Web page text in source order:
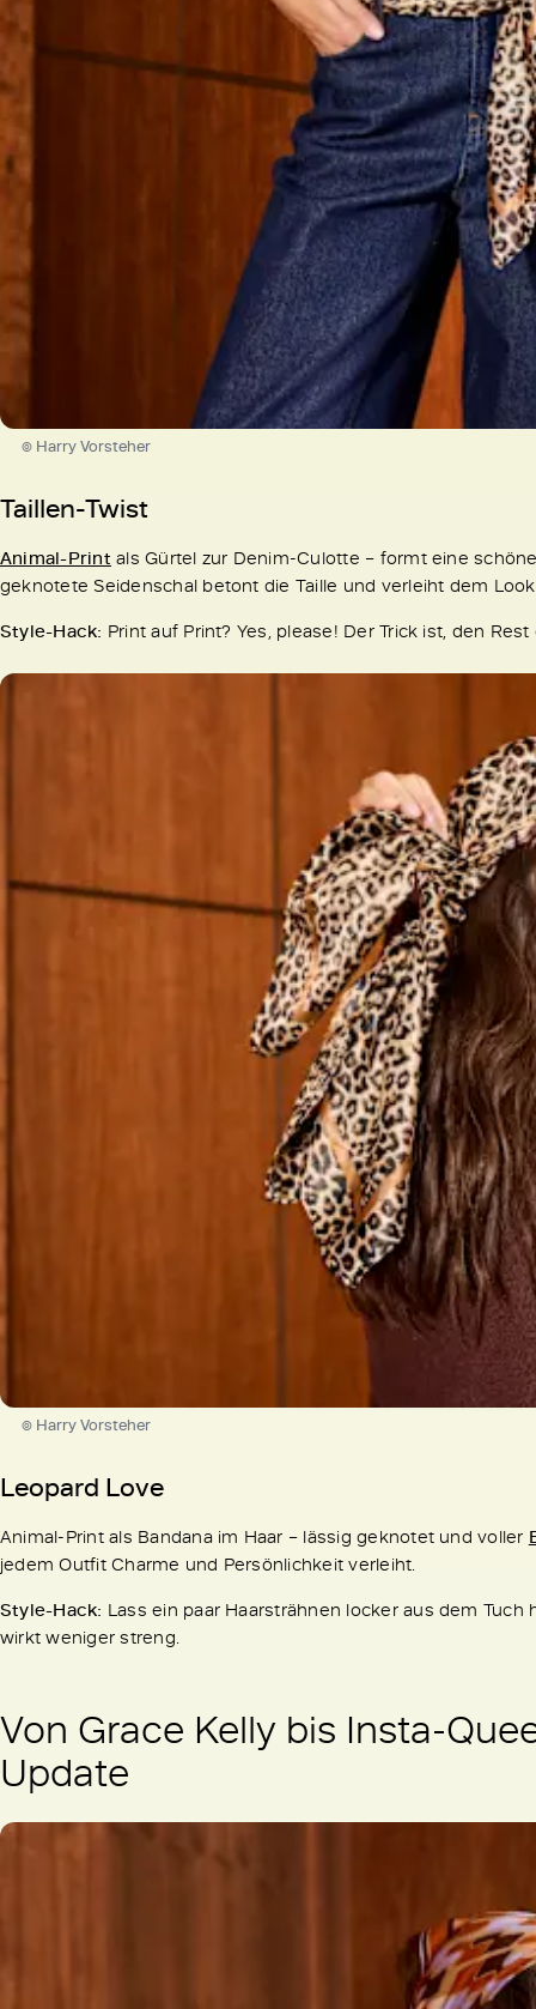
© Harry Vorsteher
Taillen-Twist
Animal-Print als Gürtel zur Denim-Culotte – formt eine
geknotete Seidenschal betont die Taille und verleiht dem
Style-Hack: Print auf Print? Yes, please! Der Trick ist, den
© Harry Vorsteher
Leopard Love
Animal-Print als Bandana im Haar – lässig geknotet und voller
jedem Outfit Charme und Persönlichkeit verleiht.
Style-Hack: Lass ein paar Haarsträhnen locker aus dem
wirkt weniger streng.
Von Grace Kelly bis Insta-
Update